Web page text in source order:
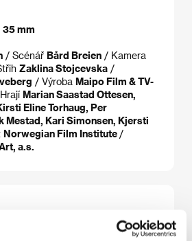
35 mm
/ Scénář Bård Breien / Kamera
Zaklina Stojcevska /
/ Výroba Maipo Film & TV-
Marian Saastad Ottesen,
Eline Torhaug, Per
Mestad, Kari Simonsen, Kjersti
Norwegian Film Institute /
a.s.